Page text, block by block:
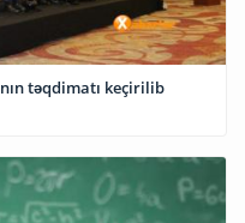
təqdimatı keçirilib